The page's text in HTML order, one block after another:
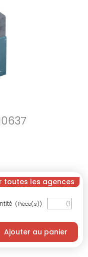
toutes les agences
(Pièce(s))
Ajouter au panier